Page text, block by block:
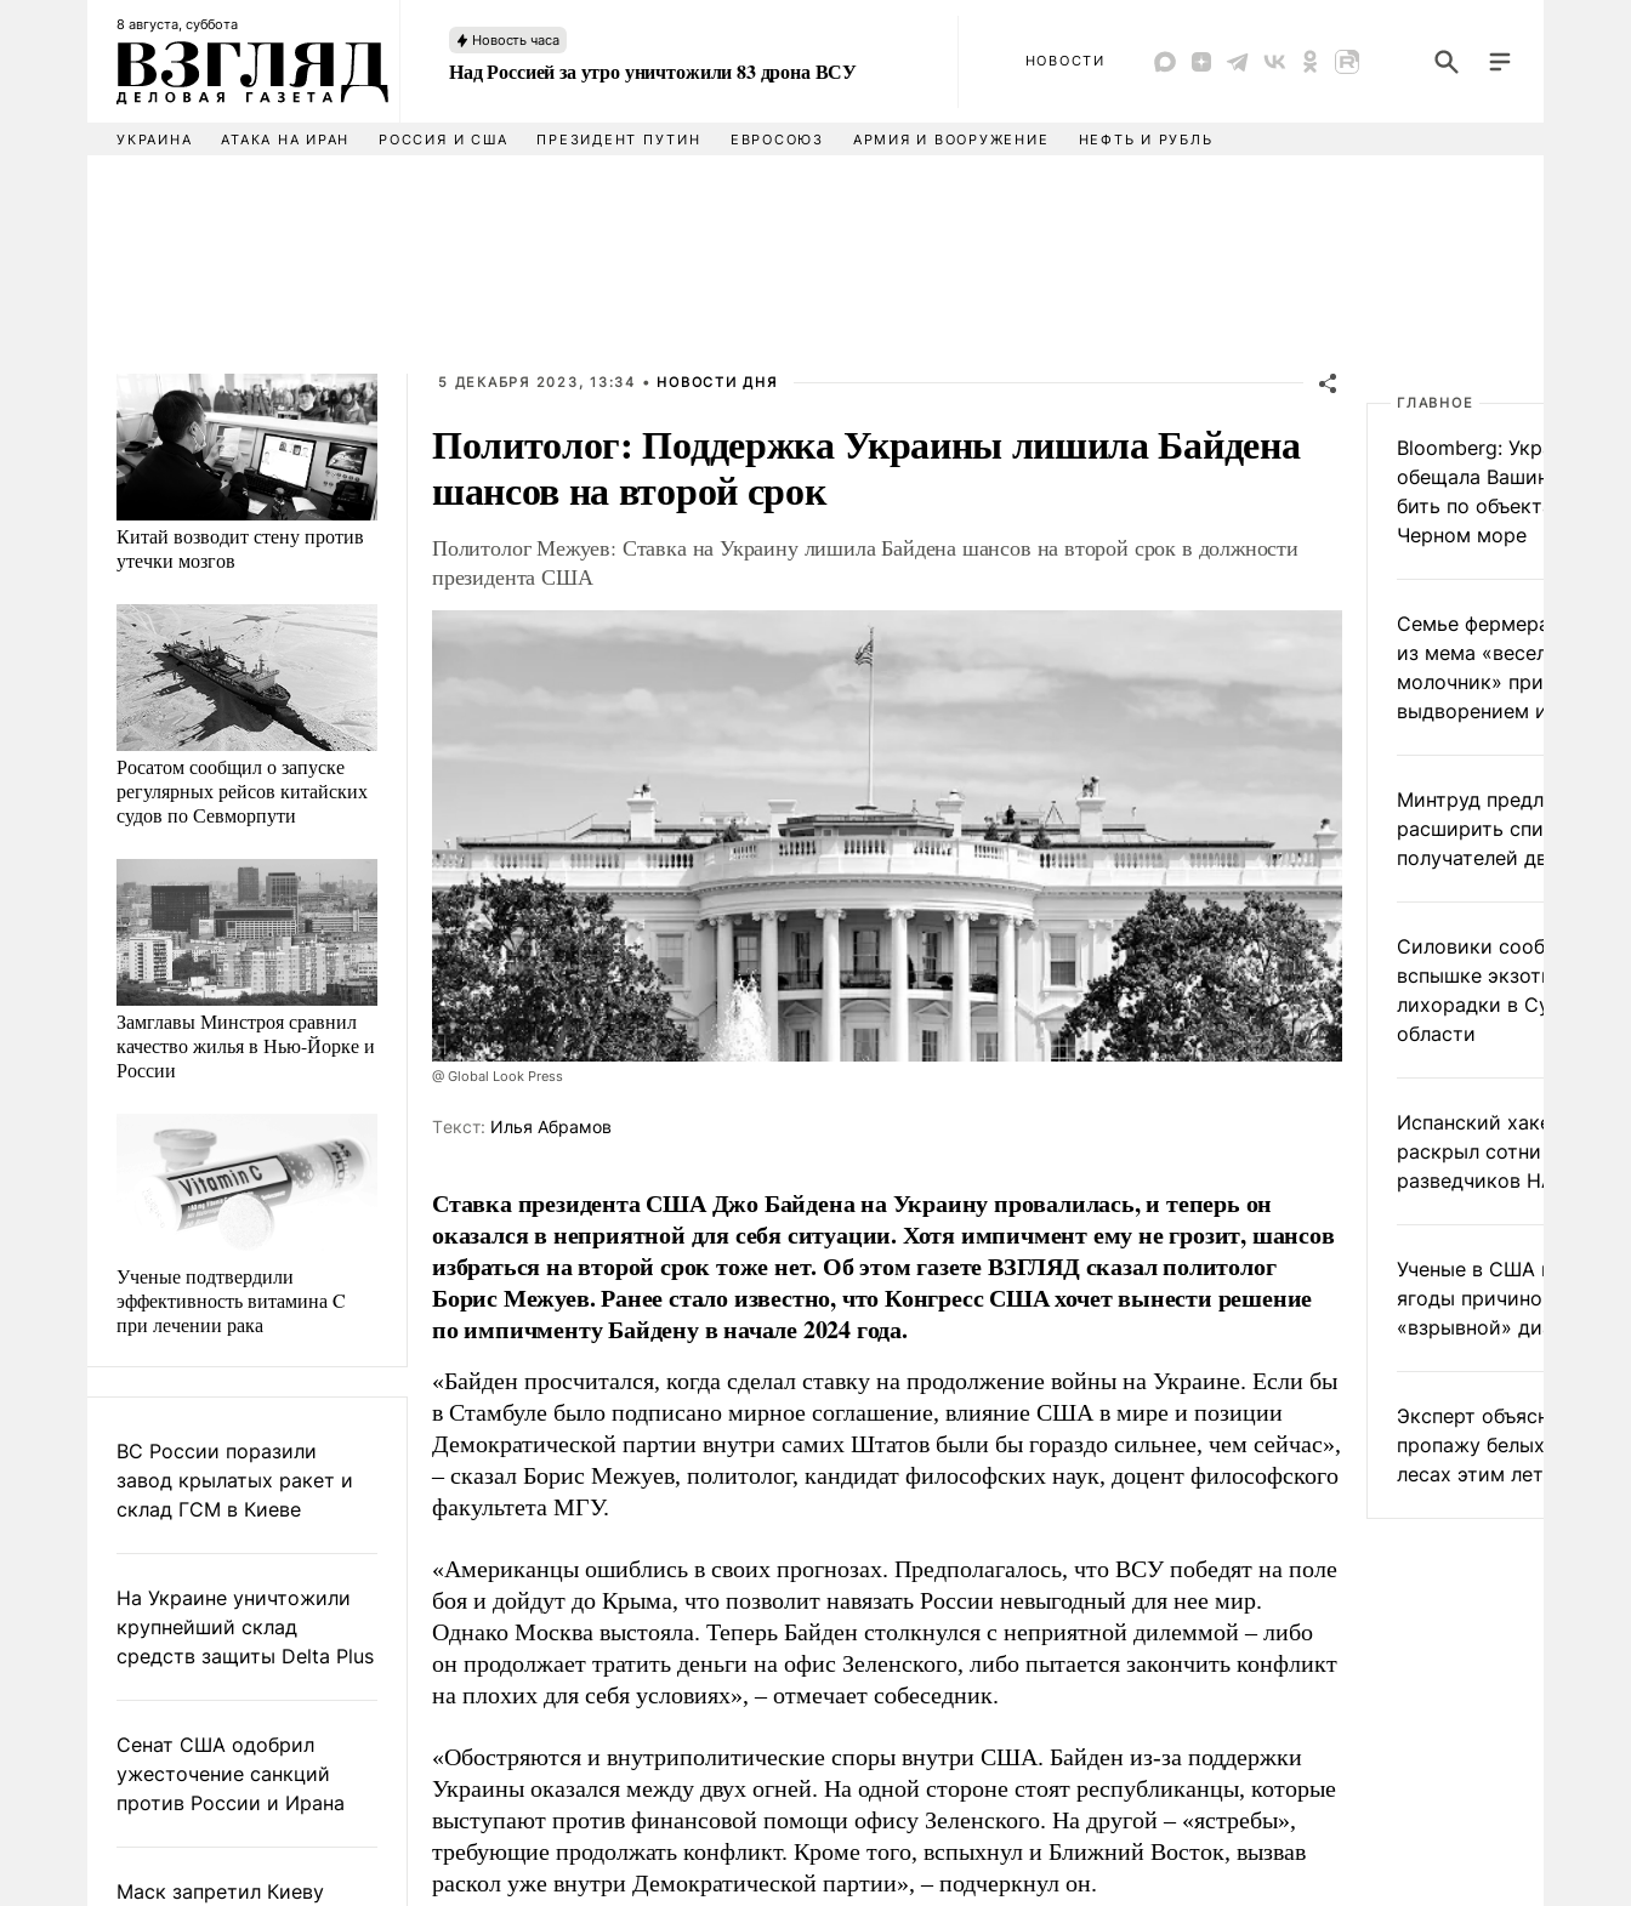
8 августа, суббота
Новость часа
Над Россией за утро уничтожили 83 дрона ВСУ НОВОСТИ
УКРАИНА АТАКА НА ИРАН РОССИЯ И США ПРЕЗИДЕНТ ПУТИН ЕВРОСОЮЗ АРМИЯ И ВООРУЖЕНИЕ НЕФТЬ И РУБЛЬ
Китай возводит стену против
утечки мозгов
Росатом сообщил о запуске
регулярных рейсов китайских
судов по Севморпути
Замглавы Минстроя сравнил
качество жилья в Нью-Йорке и
России
Ученые подтвердили
эффективность витамина C
при лечении рака
ВС России поразили
завод крылатых ракет и
склад ГСМ в Киеве
На Украине уничтожили
крупнейший склад
средств защиты Delta Plus
Сенат США одобрил
ужесточение санкций
против России и Ирана
Маск запретил Киеву
5 ДЕКАБРЯ 2023, 13:34 • НОВОСТИ ДНЯ
Политолог: Поддержка Украины лишила Байдена
шансов на второй срок
Политолог Межуев: Ставка на Украину лишила Байдена шансов на второй срок в должности
президента США
@ Global Look Press
Tекст: Илья Абрамов
Ставка президента США Джо Байдена на Украину провалилась, и теперь он
оказался в неприятной для себя ситуации. Хотя импичмент ему не грозит, шансов
избраться на второй срок тоже нет. Об этом газете ВЗГЛЯД сказал политолог
Борис Межуев. Ранее стало известно, что Конгресс США хочет вынести решение
по импичменту Байдену в начале 2024 года.
«Байден просчитался, когда сделал ставку на продолжение войны на Украине. Если бы
в Стамбуле было подписано мирное соглашение, влияние США в мире и позиции
Демократической партии внутри самих Штатов были бы гораздо сильнее, чем сейчас»,
– сказал Борис Межуев, политолог, кандидат философских наук, доцент философского
факультета МГУ.
«Американцы ошиблись в своих прогнозах. Предполагалось, что ВСУ победят на поле
боя и дойдут до Крыма, что позволит навязать России невыгодный для нее мир.
Однако Москва выстояла. Теперь Байден столкнулся с неприятной дилеммой – либо
он продолжает тратить деньги на офис Зеленского, либо пытается закончить конфликт
на плохих для себя условиях», – отмечает собеседник.
«Обостряются и внутриполитические споры внутри США. Байден из-за поддержки
Украины оказался между двух огней. На одной стороне стоят республиканцы, которые
выступают против финансовой помощи офису Зеленского. На другой – «ястребы»,
требующие продолжать конфликт. Кроме того, вспыхнул и Ближний Восток, вызвав
раскол уже внутри Демократической партии», – подчеркнул он.
ГЛАВНОЕ
Bloomberg: Украина
обещала Вашингтону не
бить по объектам КТК в
Черном море
Семье фермера
из мема «веселый
молочник» пригрозили
выдворением из
Минтруд предложил
расширить список
получателей двух
Силовики сообщили о
вспышке экзотической
лихорадки в Сумской
области
Испанский хакер Хиль
раскрыл сотни
разведчиков НАТО и
Ученые в США назвали
ягоды причиной
«взрывной» диареи
Эксперт объяснил
пропажу белых грибов
лесах этим летом